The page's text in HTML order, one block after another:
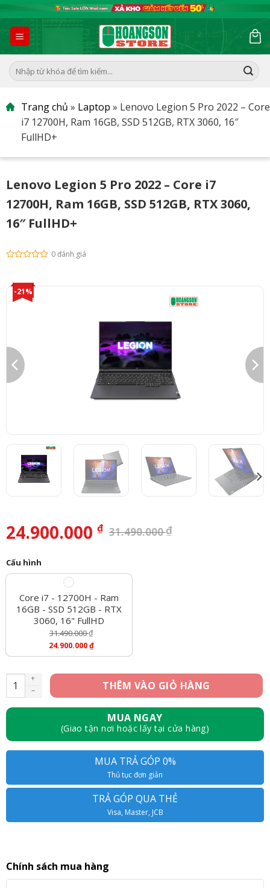
to
content
Tìm
kiếm:
Trang chủ » Laptop » Lenovo Legion 5 Pro 2022 – Core
i7 12700H, Ram 16GB, SSD 512GB, RTX 3060, 16″
FullHD+
Lenovo Legion 5 Pro 2022 – Core i7
12700H, Ram 16GB, SSD 512GB, RTX 3060,
16″ FullHD+
0 đánh giá
-21%
24.900.000 ₫ 31.490.000₫
Cấu hình
Core i7 - 12700H - Ram
16GB - SSD 512GB - RTX
3060, 16" FullHD
31.490.000₫
Gốc
31.490.000 ₫.
24.900.000₫
Giá
Tại
Là:
24.900.000 ₫.
Lenovo Legion 5 Pro 2022 - Core i7 12700H, Ram 16GB, SSD
THÊM VÀO GIỎ HÀNG
MUA NGAY
(Giao tận nơi hoặc lấy tại cửa hàng)
MUA TRẢ GÓP 0%
Thủ tục đơn giản
TRẢ GÓP QUA THẺ
Visa, Master, JCB
Chính sách mua hàng